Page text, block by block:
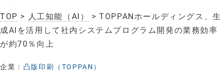
TOP > 人工知能（AI）
> TOPPANホールディングス、生
成AIを活用して社内システムプログラム開発の業務効率
が約70％向上
企業： 凸版印刷（TOPPAN）